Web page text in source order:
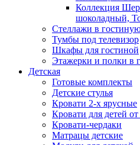
Коллекция
шоколадный,
Стеллажи в
Тумбы под телевизор
Шкафы для гостиной
Этажерки и полки в
Детская
Готовые комплекты
Детские стулья
Кровати 2-х ярусные
Кровати для детей от
Кровати-чердаки
Матрацы детские